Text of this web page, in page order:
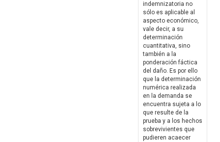
indemnizatoria no
sólo es aplicable al
aspecto económico,
vale decir, a su
determinación
cuantitativa, sino
también a la
ponderación fáctica
del daño. Es por ello
que la determinación
numérica realizada
en la demanda se
encuentra sujeta a lo
que resulte de la
prueba y a los hechos
sobrevivientes que
pudieren acaecer